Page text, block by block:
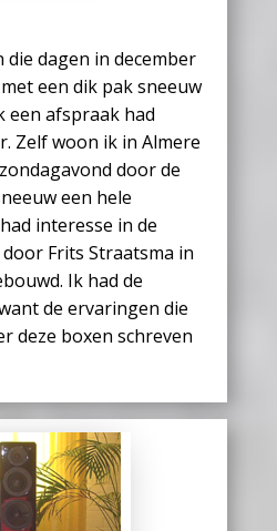
die dagen in december
een dik pak sneeuw
een afspraak had
Zelf woon ik in Almere
door de
een hele
interesse in de
Frits Straatsma in
Ik had de
de ervaringen die
deze boxen schreven